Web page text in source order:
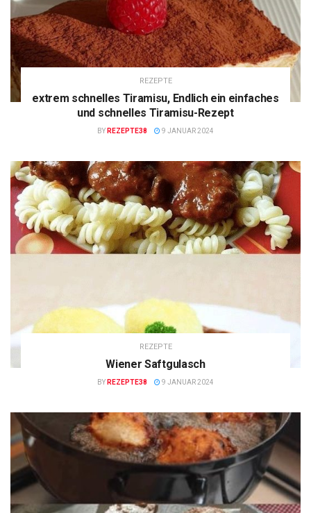
REZEPTE
extrem schnelles Tiramisu, Endlich ein einfaches
und schnelles Tiramisu-Rezept
BY REZEPTE38 9 JANUAR 2024
REZEPTE
Wiener Saftgulasch
BY REZEPTE38 9 JANUAR 2024